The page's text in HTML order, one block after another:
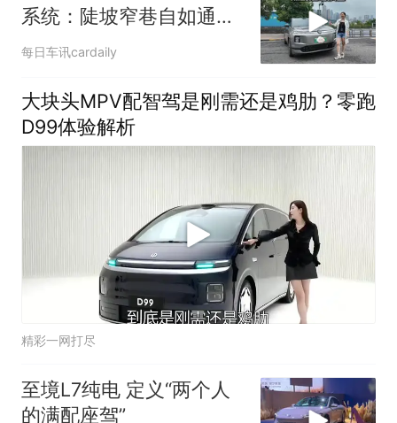
系统：陡坡窄巷自如通
行，完美适配山城复杂路
每日车讯cardaily
大块头MPV配智驾是刚需还是鸡肋？零跑
D99体验解析
精彩一网打尽
至境L7纯电 定义“两个人
的满配座驾”